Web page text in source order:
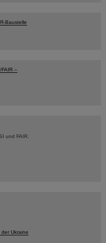
Baustelle
–
und FAIR.
Ukraine